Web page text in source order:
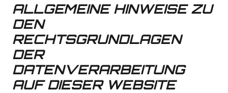
ALLGEMEINE HINWEISE ZU
DEN
RECHTSGRUNDLAGEN
DER
DATENVERARBEITUNG
AUF DIESER WEBSITE